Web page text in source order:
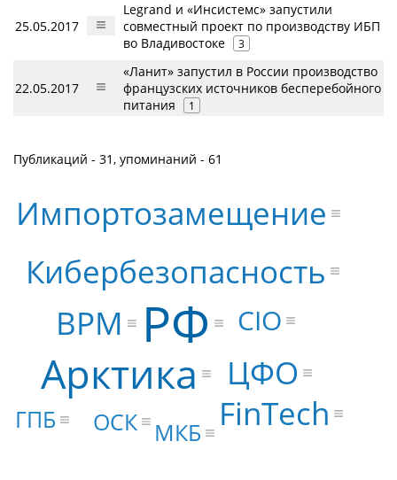
25.05.2017
Legrand и «Инсистемс» запустили
совместный проект по производству ИБП
во Владивостоке
3
22.05.2017
«Ланит» запустил в России производство
французских источников бесперебойного
питания
1
Публикаций - 31, упоминаний - 61
РФ
Арктика
Кибербезопасность
Импортозамещение
ЦФО
BPM
FinTech
CIO
ГПБ ОСК МКБ